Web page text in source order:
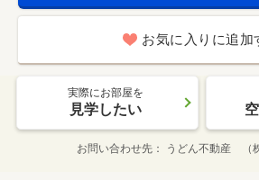
お気に入りに追加
実際にお部屋を
見学したい
お問い合わせ先 うどん不動産 （